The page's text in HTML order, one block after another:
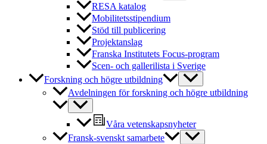
RESA katalog
Mobilitetsstipendium
Stöd till publicering
Projektanslag
Franska Institutets Focus-program
Scen- och gallerilista i Sverige
Forskning och högre utbildning
Avdelningen för forskning och högre utbildning
Våra vetenskapsnyheter
Fransk-svenskt samarbete